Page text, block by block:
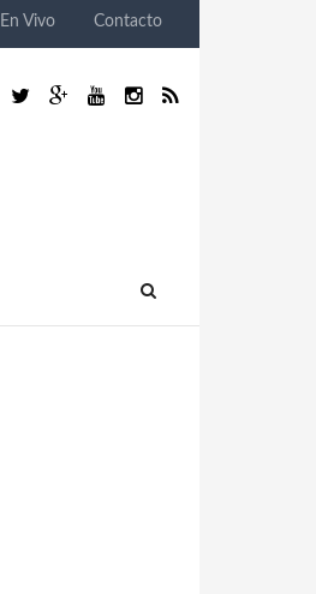
En Vivo Contacto